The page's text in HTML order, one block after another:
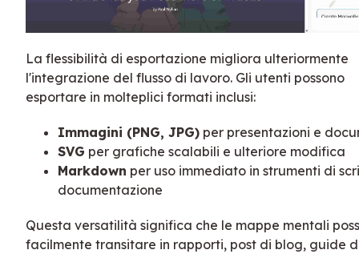
La flessibilità di esportazione migliora ulteriormente
l'integrazione del flusso di lavoro. Gli utenti possono
esportare in molteplici formati inclusi:
Immagini (PNG, JPG) per presentazioni e
SVG per grafiche scalabili e ulteriore modifica
Markdown per uso immediato in strumenti di
documentazione
Questa versatilità significa che le mappe mentali
facilmente transitare in rapporti, post di blog, guide